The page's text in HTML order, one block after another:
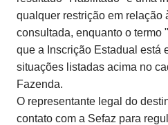
qualquer restrição em relação
consultada, enquanto o termo
que a Inscrição Estadual está
situações listadas acima no
Fazenda.
O representante legal do
contato com a Sefaz para